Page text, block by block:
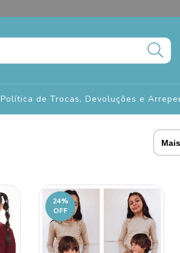
Política de Trocas, Devoluções e
24%
OFF